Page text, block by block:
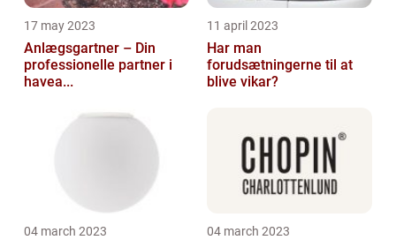
17 may 2023
Anlægsgartner – Din
professionelle partner i
havea...
11 april 2023
Har man
forudsætningerne til at
blive vikar?
04 march 2023 04 march 2023